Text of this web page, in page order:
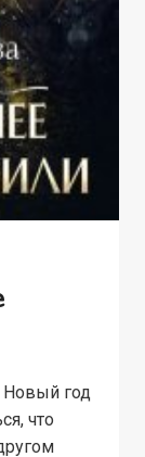
Новый год
что